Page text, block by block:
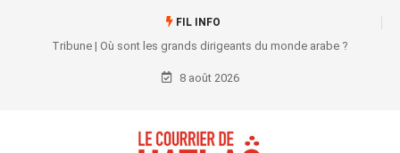
FIL INFO
Tribune | Où sont les grands dirigeants du monde arabe ?
8 août 2026